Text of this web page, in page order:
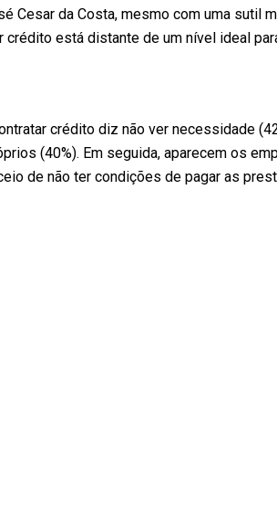
Cesar da Costa, mesmo com uma sutil
crédito está distante de um nível ideal
crédito diz não ver necessidade
(40%). Em seguida, aparecem os
de não ter condições de pagar as